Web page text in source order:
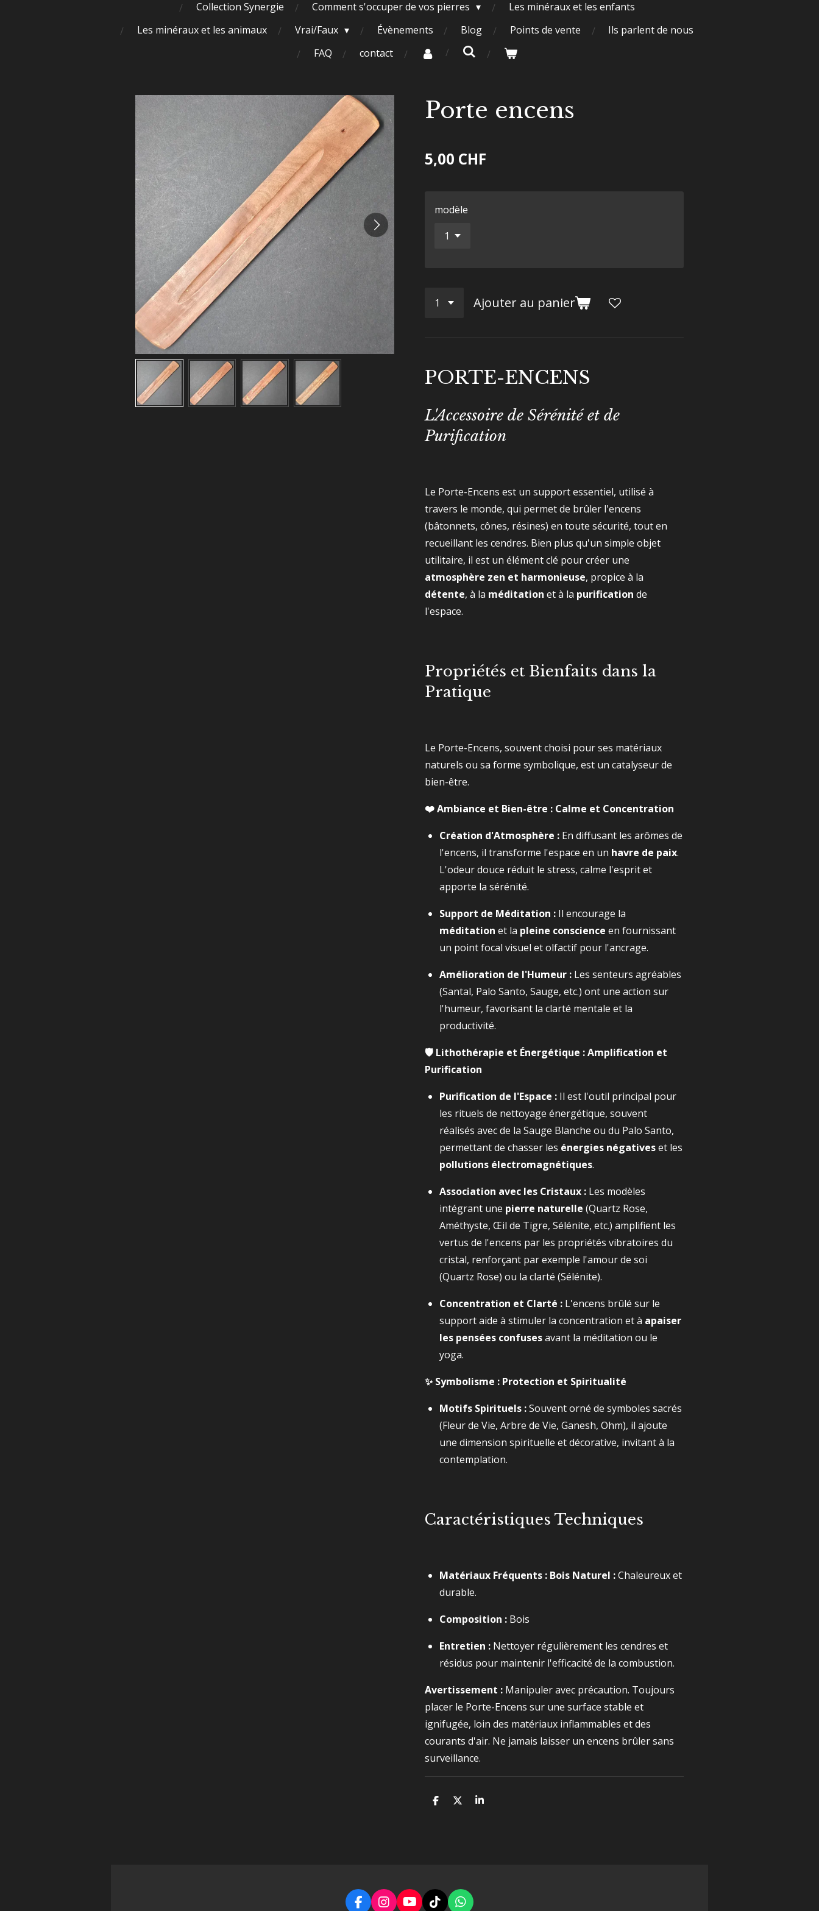
Collection Synergie
Comment s'occuper de vos pierres
Les minéraux et les enfants
Les minéraux et les animaux
Vrai/Faux Évènements Blog Points de vente
Ils parlent de nous
FAQ
contact
Porte encens
5,00 CHF
modèle
Ajouter au panier
PORTE-ENCENS
L'Accessoire de Sérénité et de
Purification
Le Porte-Encens est un support essentiel, utilisé à
travers le monde, qui permet de brûler l'encens
(bâtonnets, cônes, résines) en toute sécurité, tout en
recueillant les cendres. Bien plus qu'un simple objet
utilitaire, il est un élément clé pour créer une
atmosphère zen et harmonieuse, propice à la
détente, à la méditation et à la purification de
l'espace.
Propriétés et Bienfaits dans la
Pratique
Le Porte-Encens, souvent choisi pour ses matériaux
naturels ou sa forme symbolique, est un catalyseur de
bien-être.
❤️ Ambiance et Bien-être : Calme et Concentration
Création d'Atmosphère : En diffusant les arômes de
l'encens, il transforme l'espace en un havre de paix.
L'odeur douce réduit le stress, calme l'esprit et
apporte la sérénité.
Support de Méditation : Il encourage la
méditation et la pleine conscience en fournissant
un point focal visuel et olfactif pour l'ancrage.
Amélioration de l'Humeur : Les senteurs agréables
(Santal, Palo Santo, Sauge, etc.) ont une action sur
l'humeur, favorisant la clarté mentale et la
productivité.
🛡️ Lithothérapie et Énergétique : Amplification et
Purification
Purification de l'Espace : Il est l'outil principal pour
les rituels de nettoyage énergétique, souvent
réalisés avec de la Sauge Blanche ou du Palo Santo,
permettant de chasser les énergies négativeset les
pollutions électromagnétiques.
Association avec les Cristaux : Les modèles
intégrant une pierre naturelle (Quartz Rose,
Améthyste, Œil de Tigre, Sélénite, etc.) amplifient les
vertus de l'encens par les propriétés vibratoires du
cristal, renforçant par exemple l'amour de soi
(Quartz Rose) ou la clarté (Sélénite).
Concentration et Clarté : L'encens brûlé sur le
support aide à stimuler la concentration et à apaiser
les pensées confusesavant la méditation ou le
yoga.
✨ Symbolisme : Protection et Spiritualité
Motifs Spirituels :Souvent orné de symboles sacrés
(Fleur de Vie, Arbre de Vie, Ganesh, Ohm), il ajoute
une dimension spirituelle et décorative, invitant à la
contemplation.
Caractéristiques Techniques
Matériaux Fréquents : Bois Naturel :Chaleureux et
durable.
Composition : Bois
Entretien : Nettoyer régulièrement les cendres et
résidus pour maintenir l'efficacité de la combustion.
Avertissement : Manipuler avec précaution. Toujours
placer le Porte-Encens sur une surface stable et
ignifugée, loin des matériaux inflammables et des
courants d'air. Ne jamais laisser un encens brûler sans
surveillance.
P
P
P
F I Y T W